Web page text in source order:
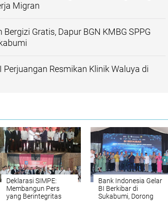
Migran
Gratis, Dapur BGN KMBG SPPG
Perjuangan Resmikan Klinik Waluya di
Deklarasi SIMPE:
Membangun Pers
yang Berintegritas
Bank Indonesia Gelar
BI Berkibar di
Sukabumi, Dorong